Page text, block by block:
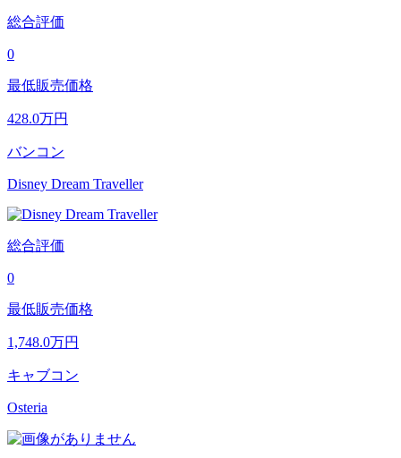
総合評価
0
最低販売価格
428.0万円
バンコン
Disney Dream Traveller
総合評価
0
最低販売価格
1,748.0万円
キャブコン
Osteria